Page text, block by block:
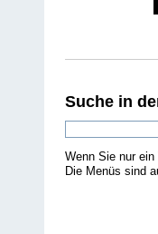
Suche in
Wenn Sie nur
Die Menüs sind